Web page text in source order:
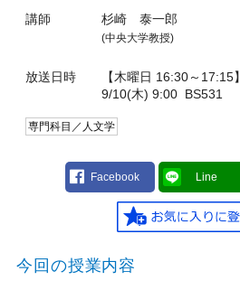
講師 杉崎 泰一郎
(中央大学教授)
放送日時
【木曜日 16:30～17:15】
9/10(木) 9:00BS531
専門科目／人文学
Facebook Line
今回の授業内容